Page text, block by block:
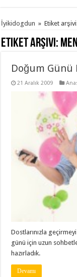
İyikidogdun » Etiket
Etiket arşivi:
Doğum Günü
21 Aralık 2009
Dostlarınızla geçirmeyi
günü için uzun
hazırladık.
Devamı